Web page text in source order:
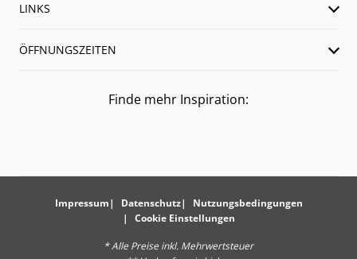
LINKS
ÖFFNUNGSZEITEN
Finde mehr Inspiration:
Impressum Datenschutz
Nutzungsbedingungen
Cookie Einstellungen
* Alle Preise inkl. Mehrwertsteuer